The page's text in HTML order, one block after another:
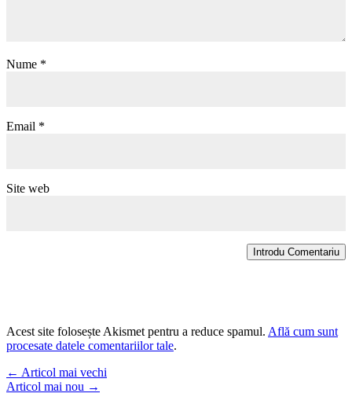
Nume *
Email *
Site web
Introdu Comentariu
Acest site folosește Akismet pentru a reduce spamul. Află cum sunt
procesate datele comentariilor tale.
← Articol mai vechi
Articol mai nou →